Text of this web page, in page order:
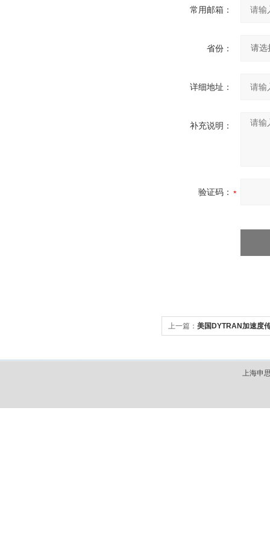
常用邮箱：
省份：
详细地址：
补充说明：
验证码：
上一篇： 美国DYTRAN加速度
上海申